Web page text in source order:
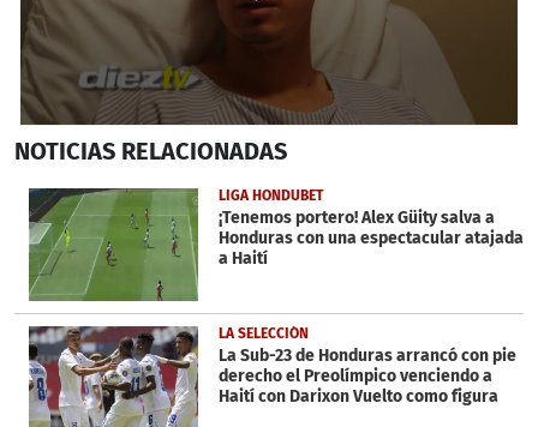
seconds
2
minutes,
34
seconds
NOTICIAS RELACIONADAS
LIGA HONDUBET
¡Tenemos portero! Alex Güity salva a
Honduras con una espectacular atajada
a Haití
LA SELECCIÓN
La Sub-23 de Honduras arrancó con pie
derecho el Preolímpico venciendo a
Haití con Darixon Vuelto como figura